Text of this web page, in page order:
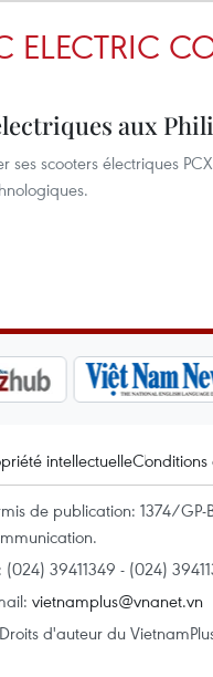
ELECTRIC
aux
scooters électriques
intellectuelleConditions
de publication: 1374/
(024) 39411349 - (024)
vietnamplus@vnanet.vn
d'auteur du